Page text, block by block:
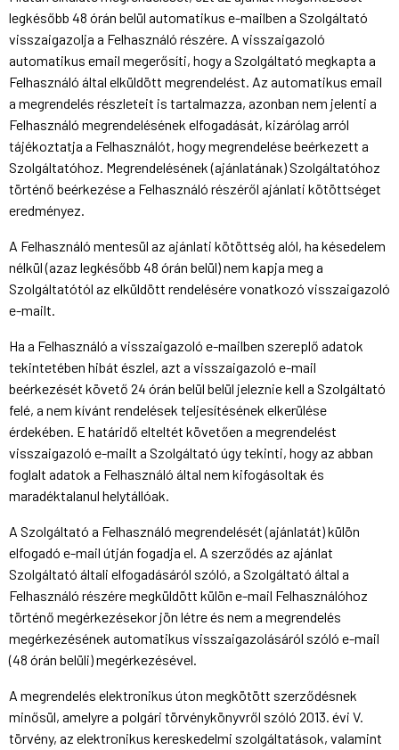
legkésőbb 48 órán belül automatikus e-mailben a Szolgáltató
visszaigazolja a Felhasználó részére. A visszaigazoló
automatikus email megerősíti, hogy a Szolgáltató megkapta a
Felhasználó által elküldött megrendelést. Az automatikus email
a megrendelés részleteit is tartalmazza, azonban nem jelenti a
Felhasználó megrendelésének elfogadását, kizárólag arról
tájékoztatja a Felhasználót, hogy megrendelése beérkezett a
Szolgáltatóhoz. Megrendelésének (ajánlatának) Szolgáltatóhoz
történő beérkezése a Felhasználó részéről ajánlati kötöttséget
eredményez.
A Felhasználó mentesül az ajánlati kötöttség alól, ha késedelem
nélkül (azaz legkésőbb 48 órán belül) nem kapja meg a
Szolgáltatótól az elküldött rendelésére vonatkozó visszaigazoló
e-mailt.
Ha a Felhasználó a visszaigazoló e-mailben szereplő adatok
tekintetében hibát észlel, azt a visszaigazoló e-mail
beérkezését követő 24 órán belül belül jeleznie kell a Szolgáltató
felé, a nem kívánt rendelések teljesítésének elkerülése
érdekében. E határidő elteltét követően a megrendelést
visszaigazoló e-mailt a Szolgáltató úgy tekinti, hogy az abban
foglalt adatok a Felhasználó által nem kifogásoltak és
maradéktalanul helytállóak.
A Szolgáltató a Felhasználó megrendelését (ajánlatát) külön
elfogadó e-mail útján fogadja el. A szerződés az ajánlat
Szolgáltató általi elfogadásáról szóló, a Szolgáltató által a
Felhasználó részére megküldött külön e-mail Felhasználóhoz
történő megérkezésekor jön létre és nem a megrendelés
megérkezésének automatikus visszaigazolásáról szóló e-mail
(48 órán belüli) megérkezésével.
A megrendelés elektronikus úton megkötött szerződésnek
minősül, amelyre a polgári törvénykönyvről szóló 2013. évi V.
törvény, az elektronikus kereskedelmi szolgáltatások, valamint